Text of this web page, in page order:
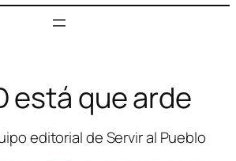
está que arde
editorial de Servir al Pueblo